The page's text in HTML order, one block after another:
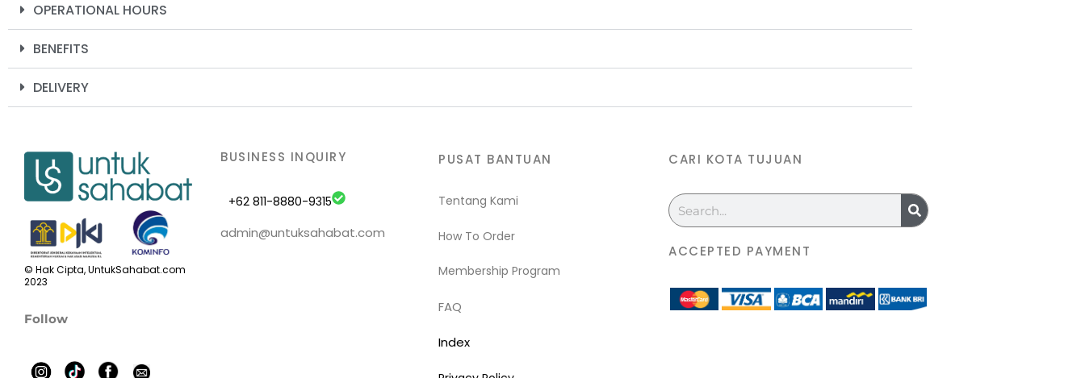
OPERATIONAL HOURS
BENEFITS
DELIVERY
© Hak Cipta, UntukSahabat.com
2023
Follow
BUSINESS INQUIRY
+62 811-8880-9315
admin@untuksahabat.com
PUSAT BANTUAN
Tentang Kami
How To Order
Membership Program
FAQ
Index
CARI KOTA TUJUAN
Search
ACCEPTED PAYMENT